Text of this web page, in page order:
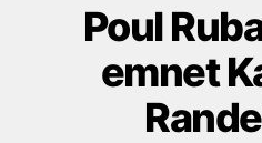
Poul
emnet